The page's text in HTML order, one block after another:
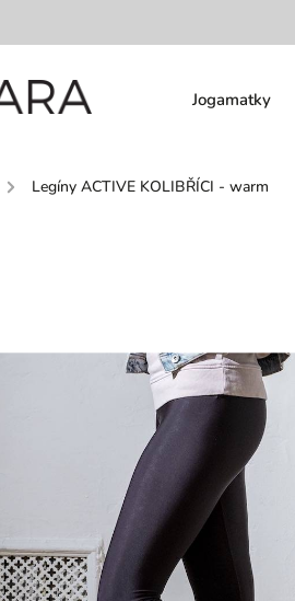
Jogamatky
/ Legíny ACTIVE KOLIBŘÍCI - warm